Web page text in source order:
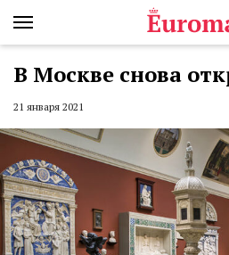
В Москве снова
21 января 2021